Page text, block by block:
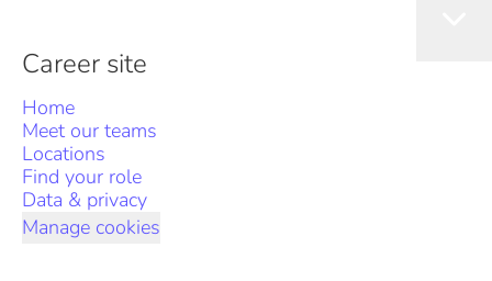
Career site
Home
Meet our teams
Locations
Find your role
Data & privacy
Manage cookies